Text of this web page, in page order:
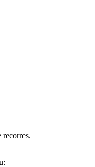
recorres.